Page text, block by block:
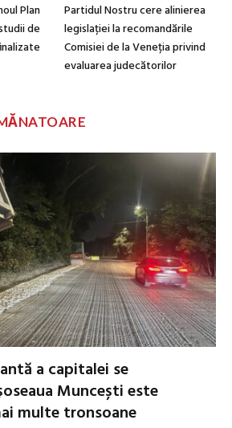
Plan
de
Partidul Nostru cere alinierea
legislației la recomandările
Comisiei de la Veneția privind
evaluarea judecătorilor
a capitalei se
Muncești este
multe tronsoane